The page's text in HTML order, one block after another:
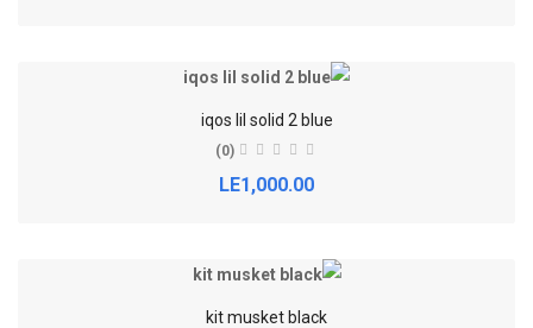
iqos lil solid 2 blue
(0)
LE1,000.00
kit musket black